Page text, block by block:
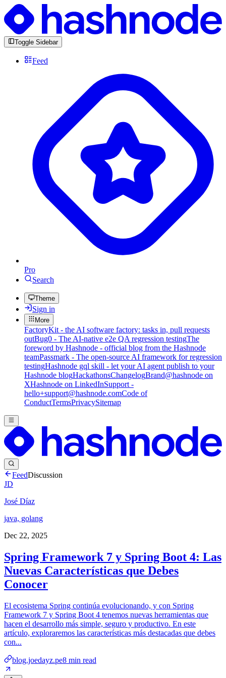
Toggle Sidebar
Feed
Pro
Search
Theme
Sign in
More
FactoryKit - the AI software factory: tasks in, pull requests
outBug0 - The AI-native e2e QA regression testingThe
foreword by Hashnode - official blog from the Hashnode
teamPassmark - The open-source AI framework for regression
testingHashnode gql skill - let your AI agent publish to your
Hashnode blogHackathonsChangelogBrand@hashnode on
XHashnode on LinkedInSupport -
hello+support@hashnode.comCode of
ConductTermsPrivacySitemap
FeedDiscussion
JD
José Díaz
java, golang
Dec 22, 2025
Spring Framework 7 y Spring Boot 4: Las
Nuevas Características que Debes
Conocer
El ecosistema Spring continúa evolucionando, y con Spring
Framework 7 y Spring Boot 4 tenemos nuevas herramientas que
hacen el desarrollo más simple, seguro y productivo. En este
artículo, exploraremos las características más destacadas que debes
con...
blog.joedayz.pe8 min read